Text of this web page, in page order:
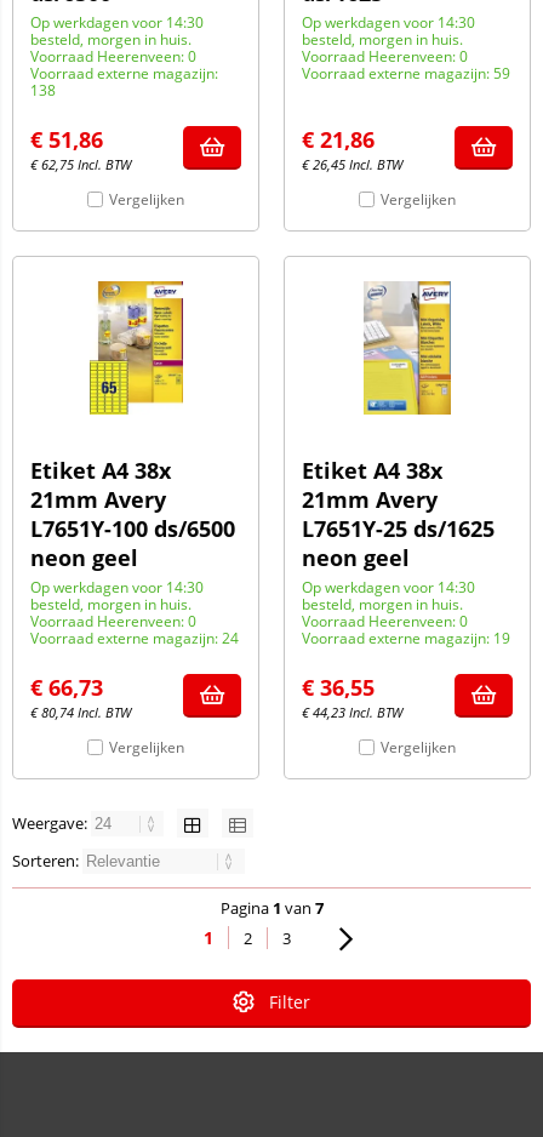
Op werkdagen voor 14:30
besteld, morgen in huis.
Voorraad Heerenveen: 0
Voorraad externe magazijn:
138
€ 51,86
€62,75 Incl. BTW
Vergelijken
Op werkdagen voor 14:30
besteld, morgen in huis.
Voorraad Heerenveen: 0
Voorraad externe magazijn: 59
€ 21,86
€26,45 Incl. BTW
Vergelijken
Etiket A4 38x
21mm Avery
L7651Y-100 ds/6500
neon geel
Op werkdagen voor 14:30
besteld, morgen in huis.
Voorraad Heerenveen: 0
Voorraad externe magazijn: 24
€ 66,73
€80,74 Incl. BTW
Vergelijken
Etiket A4 38x
21mm Avery
L7651Y-25 ds/1625
neon geel
Op werkdagen voor 14:30
besteld, morgen in huis.
Voorraad Heerenveen: 0
Voorraad externe magazijn: 19
€ 36,55
€44,23 Incl. BTW
Vergelijken
Weergave:
Sorteren:
Pagina 1 van 7
1 2 3
Filter